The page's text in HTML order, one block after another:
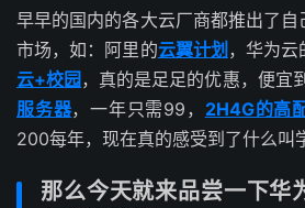
早早的国内的各大云厂商都推出了
市场，如：阿里的云翼计划 ，华为云
云+校园 ，真的是足足的优惠，便宜
服务器，一年只需99， 2H4G的高
200每年，现在真的感受到了什么叫
那么今天就来品尝一下华